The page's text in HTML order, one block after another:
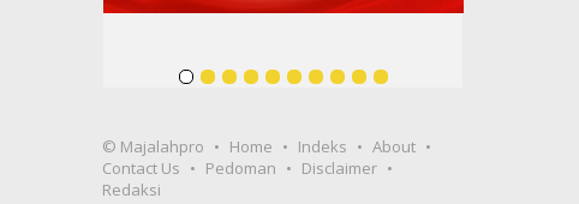
© Majalahpro Home Indeks
About
Contact Us
Pedoman
Disclaimer
Redaksi